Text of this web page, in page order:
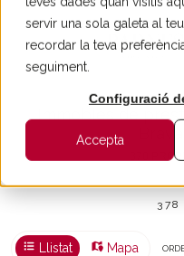
servir una sola galeta al
recordar la teva
seguiment.
Configuració
Accepta
Immobles de
378
378
Llistat Mapa